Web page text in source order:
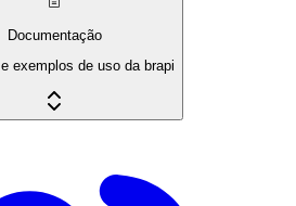
Documentação
exemplos de uso da brapi